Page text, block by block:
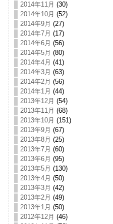
2014年11月 (30)
2014年10月 (52)
2014年9月 (27)
2014年7月 (17)
2014年6月 (56)
2014年5月 (80)
2014年4月 (41)
2014年3月 (63)
2014年2月 (56)
2014年1月 (44)
2013年12月 (54)
2013年11月 (68)
2013年10月 (151)
2013年9月 (67)
2013年8月 (25)
2013年7月 (60)
2013年6月 (95)
2013年5月 (130)
2013年4月 (50)
2013年3月 (42)
2013年2月 (49)
2013年1月 (50)
2012年12月 (46)